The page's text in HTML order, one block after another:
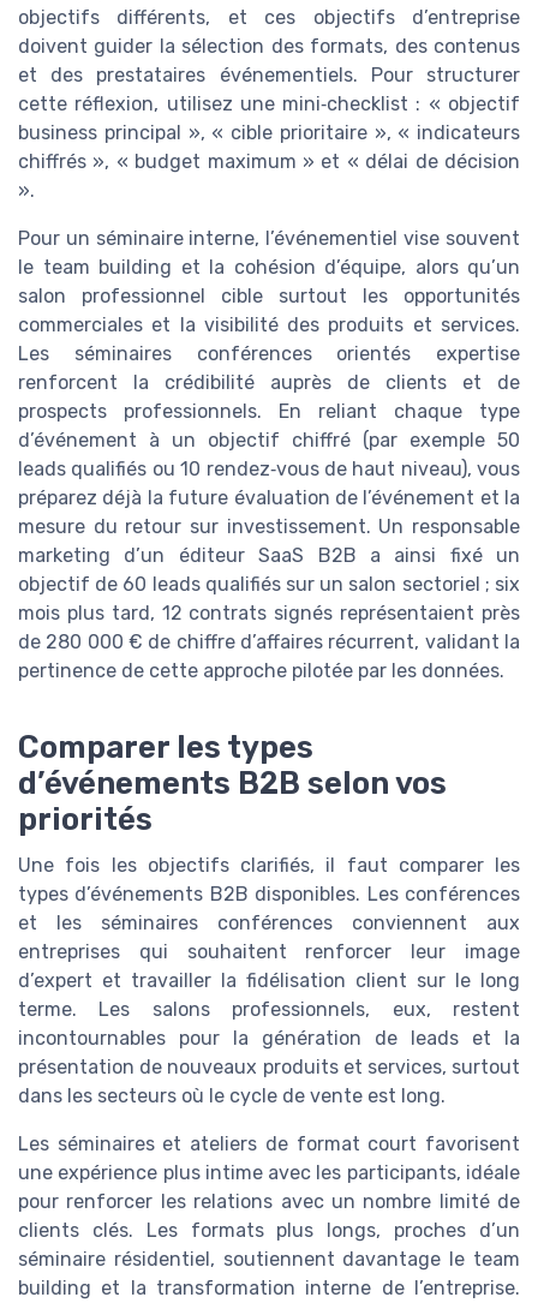
objectifs différents, et ces objectifs d’entreprise
doivent guider la sélection des formats, des contenus
et des prestataires événementiels. Pour structurer
cette réflexion, utilisez une mini‑checklist : « objectif
business principal », « cible prioritaire », « indicateurs
chiffrés », « budget maximum » et « délai de décision
».
Pour un séminaire interne, l’événementiel vise souvent
le team building et la cohésion d’équipe, alors qu’un
salon professionnel cible surtout les opportunités
commerciales et la visibilité des produits et services.
Les séminaires conférences orientés expertise
renforcent la crédibilité auprès de clients et de
prospects professionnels. En reliant chaque type
d’événement à un objectif chiffré (par exemple 50
leads qualifiés ou 10 rendez‑vous de haut niveau), vous
préparez déjà la future évaluation de l’événement et la
mesure du retour sur investissement. Un responsable
marketing d’un éditeur SaaS B2B a ainsi fixé un
objectif de 60 leads qualifiés sur un salon sectoriel ; six
mois plus tard, 12 contrats signés représentaient près
de 280 000 € de chiffre d’affaires récurrent, validant la
pertinence de cette approche pilotée par les données.
Comparer les types
d’événements B2B selon vos
priorités
Une fois les objectifs clarifiés, il faut comparer les
types d’événements B2B disponibles. Les conférences
et les séminaires conférences conviennent aux
entreprises qui souhaitent renforcer leur image
d’expert et travailler la fidélisation client sur le long
terme. Les salons professionnels, eux, restent
incontournables pour la génération de leads et la
présentation de nouveaux produits et services, surtout
dans les secteurs où le cycle de vente est long.
Les séminaires et ateliers de format court favorisent
une expérience plus intime avec les participants, idéale
pour renforcer les relations avec un nombre limité de
clients clés. Les formats plus longs, proches d’un
séminaire résidentiel, soutiennent davantage le team
building et la transformation interne de l’entreprise.